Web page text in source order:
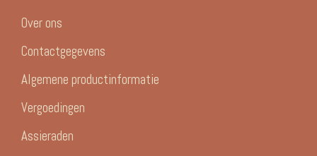
Over ons
Contactgegevens
Algemene productinformatie
Vergoedingen
Assieraden